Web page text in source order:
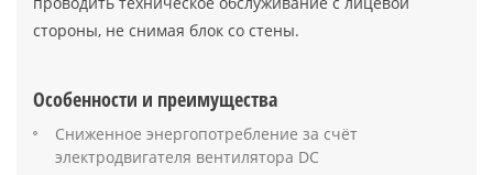
стороны, не снимая блок со стены.
Особенности и преимущества
Сниженное энергопотребление за счёт
электродвигателя вентилятора DC